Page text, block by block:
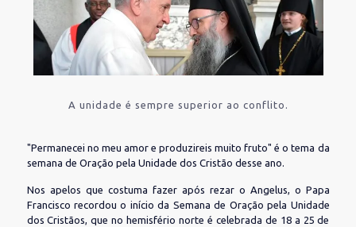
A unidade é sempre superior ao conflito.
"Permanecei no meu amor e produzireis muito fruto" é o tema da
semana de Oração pela Unidade dos Cristão desse ano.
Nos apelos que costuma fazer após rezar o Angelus, o Papa
Francisco recordou o início da Semana de Oração pela Unidade
dos Cristãos, que no hemisfério norte é celebrada de 18 a 25 de